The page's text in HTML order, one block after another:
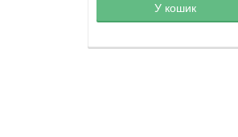
Товар в корзине
У кошик